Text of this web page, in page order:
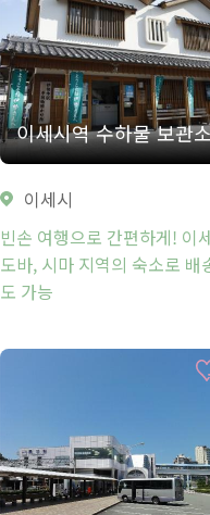
이세시역 수하물 보관
이세시
빈손 여행으로 간편하게! 이
도바, 시마 지역의 숙소로 배
도 가능